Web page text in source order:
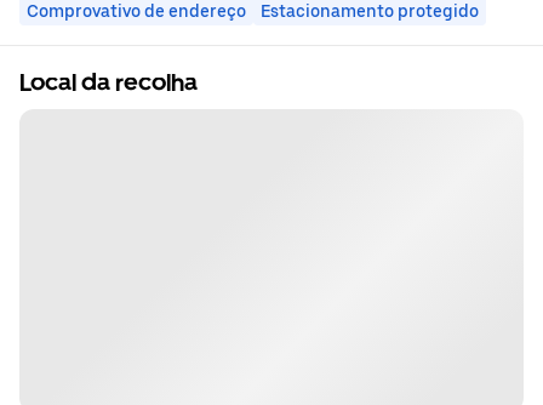
Comprovativo de endereço Estacionamento protegido
Local da recolha